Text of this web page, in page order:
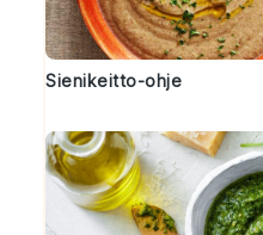
Sienikeitto-ohje